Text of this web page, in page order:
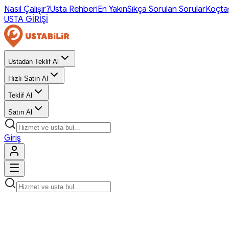
Nasıl Çalışır?Usta RehberiEn YakınSıkça Sorulan Sorular
USTA GİRİŞİ
Ustadan Teklif Al
Hızlı Satın Al
Teklif Al
Satın Al
Giriş